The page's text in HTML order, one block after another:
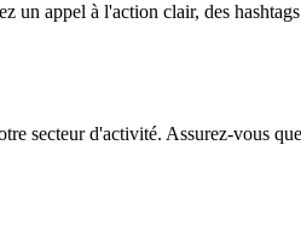
appel à l'action clair, des
secteur d'activité. Assurez-vous